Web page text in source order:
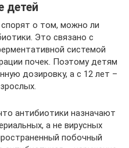
детей
о том, можно ли
Это связано с
системой
почек. Поэтому детям
дозировку, а с 12 лет –
антибиотики назначают
а не вирусных
побочный